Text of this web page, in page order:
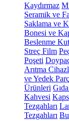
Kaydırmaz
Seramik ve
Saklama ve
Bonesi ve
Beslenme
Streç Film
Poşeti
Arıtma
ve Yedek
Ürünleri
Kahvesi
Tezgahları
Tezgahları